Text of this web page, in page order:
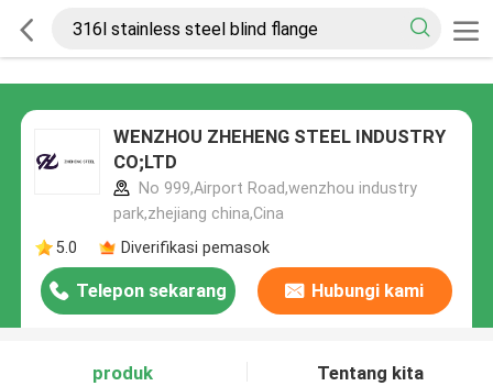
WENZHOU ZHEHENG STEEL INDUSTRY
CO;LTD
No 999,Airport Road,wenzhou industry
park,zhejiang china,Cina
5.0
Diverifikasi pemasok
Telepon sekarang Hubungi kami
produk Tentang kita